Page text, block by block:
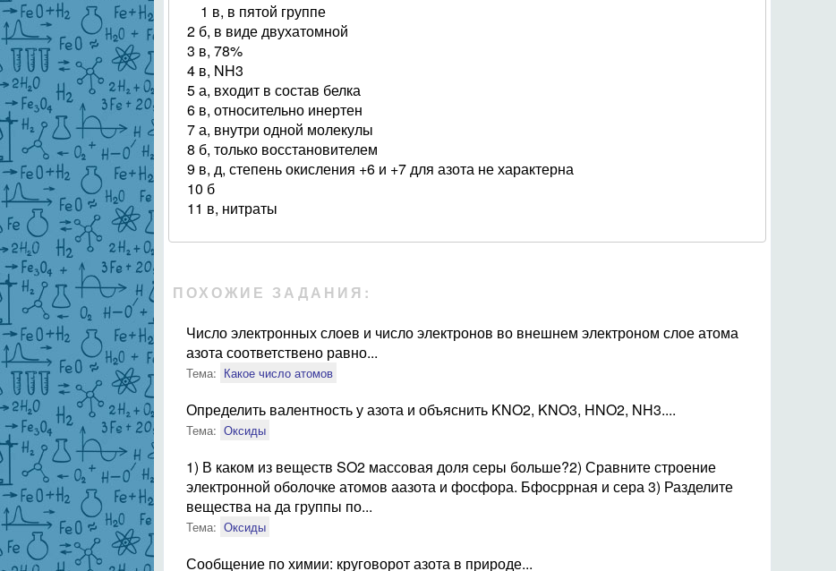
1 в, в пятой группе
2 б, в виде двухатомной
3 в, 78%
4 в, NH3
5 а, входит в состав белка
6 в, относительно инертен
7 а, внутри одной молекулы
8 б, только восстановителем
9 в, д, степень окисления +6 и +7 для азота не характерна
10 б
11 в, нитраты
ПОХОЖИЕ ЗАДАНИЯ:
Число электронных слоев и число электронов во внешнем электроном слое атома
азота соответствено равно...
Тема: Какое число атомов
Определить валентность у азота и объяснить KNO2, KNO3, HNO2, NH3....
Тема: Оксиды
1) В каком из веществ SO2 массовая доля серы больше?2) Сравните строение
электронной оболочке атомов аазота и фосфора. Бфосррная и сера 3) Разделите
вещества на да группы по...
Тема: Оксиды
Сообщение по химии: круговорот азота в природе...